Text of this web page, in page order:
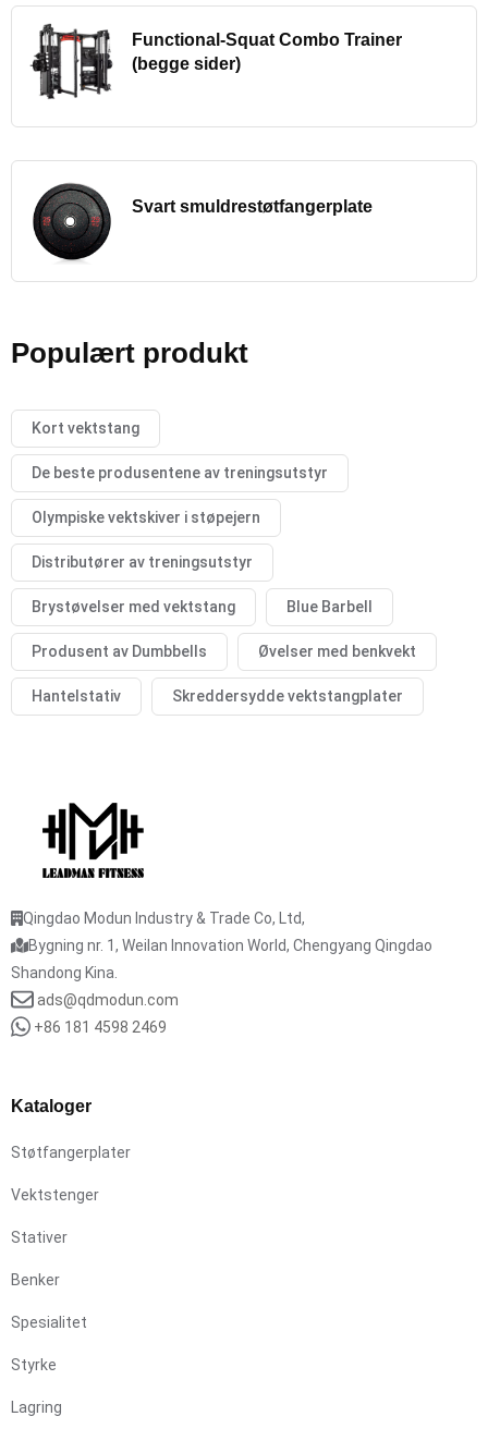
Functional-Squat Combo Trainer
(begge sider)
Svart smuldrestøtfangerplate
Populært produkt
Kort vektstang
De beste produsentene av treningsutstyr
Olympiske vektskiver i støpejern
Distributører av treningsutstyr
Brystøvelser med vektstang Blue Barbell
Produsent av Dumbbells Øvelser med benkvekt
Hantelstativ Skreddersydde vektstangplater
Qingdao Modun Industry & Trade Co, Ltd,
Bygning nr. 1, Weilan Innovation World, Chengyang Qingdao
Shandong Kina.
ads@qdmodun.com
+86 181 4598 2469
Kataloger
Støtfangerplater
Vektstenger
Stativer
Benker
Spesialitet
Styrke
Lagring